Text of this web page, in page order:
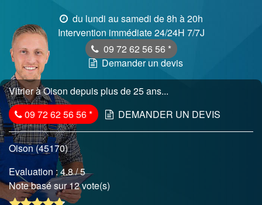
du lundi au samedi de 8h à 20h
Intervention immédiate 24/24H 7/7J
09 72 62 56 56 *
Demander un devis
Vitrier à Oison depuis plus de 25 ans...
09 72 62 56 56* DEMANDER UN DEVIS
Oison (45170)
Evaluation :4.8/ 5
Note basé sur 12 vote(s)